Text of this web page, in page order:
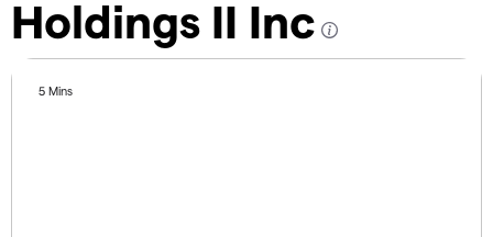
Holdings II Inc
5 Mins